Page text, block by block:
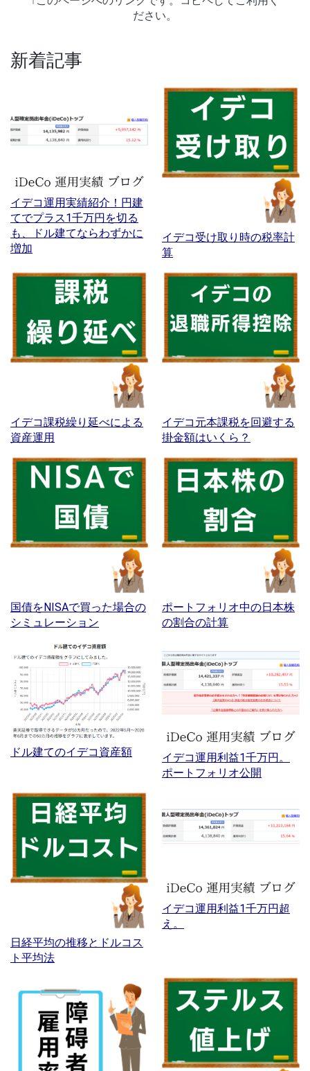
ださい。
新着記事
イデコ運用実績紹介！円建
てでプラス1千万円を切る
も、ドル建てならわずかに
増加
イデコ受け取り時の税率計
算
イデコ課税繰り延べによる
資産運用
イデコ元本課税を回避する
掛金額はいくら？
国債をNISAで買った場合の
シミュレーション
ポートフォリオ中の日本株
の割合の計算
ドル建てのイデコ資産額
イデコ運用利益1千万円。
ポートフォリオ公開
日経平均の推移とドルコス
ト平均法
イデコ運用利益1千万円超
え。